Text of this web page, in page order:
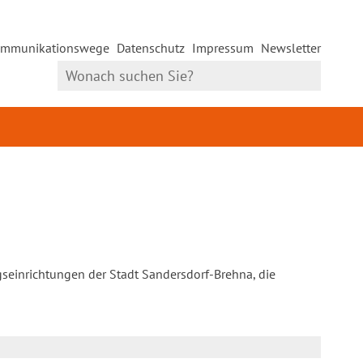
Datenschutz Impressum Newsletter
der Stadt Sandersdorf-Brehna, die